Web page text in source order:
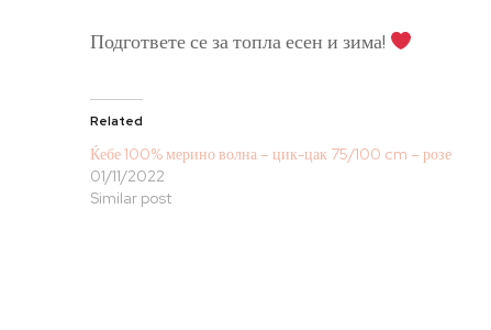
Подгответе се за топла есен и зима!
Related
Ќебе 100% мерино волна – цик-цак 75/100 cm – розе
01/11/2022
Similar post